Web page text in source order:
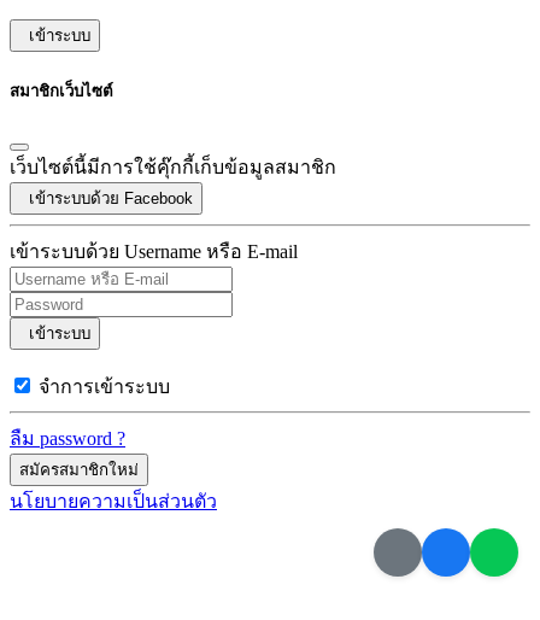
เข้าระบบ
สมาชิกเว็บไซต์
เว็บไซต์นี้มีการใช้คุ๊กกี้เก็บข้อมูลสมาชิก
เข้าระบบด้วย Facebook
เข้าระบบด้วย Username หรือ E-mail
เข้าระบบ
จำการเข้าระบบ
ลืม password ?
สมัครสมาชิกใหม่
นโยบายความเป็นส่วนตัว